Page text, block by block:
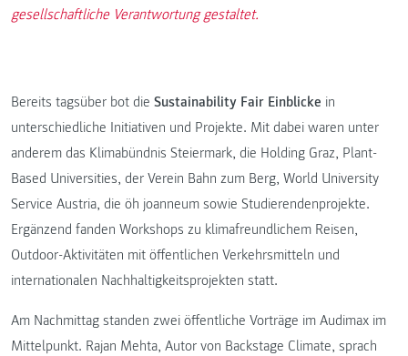
gesellschaftliche Verantwortung gestaltet.
Bereits tagsüber bot die Sustainability Fair Einblicke in
unterschiedliche Initiativen und Projekte. Mit dabei waren unter
anderem das Klimabündnis Steiermark, die Holding Graz, Plant-
Based Universities, der Verein Bahn zum Berg, World University
Service Austria, die öh joanneum sowie Studierendenprojekte.
Ergänzend fanden Workshops zu klimafreundlichem Reisen,
Outdoor-Aktivitäten mit öffentlichen Verkehrsmitteln und
internationalen Nachhaltigkeitsprojekten statt.
Am Nachmittag standen zwei öffentliche Vorträge im Audimax im
Mittelpunkt. Rajan Mehta, Autor von Backstage Climate, sprach